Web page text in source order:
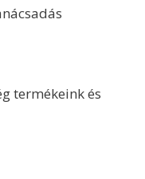
termékeink és